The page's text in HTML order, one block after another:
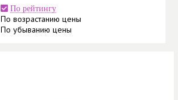
По рейтингу
По возрастанию цены
По убыванию цены